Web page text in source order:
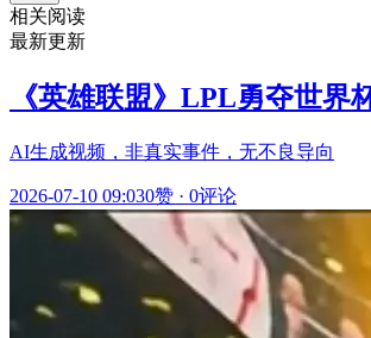
相关阅读
最新更新
《英雄联盟》LPL勇夺世界
AI生成视频，非真实事件，无不良导向
2026-07-10 09:030赞 · 0评论